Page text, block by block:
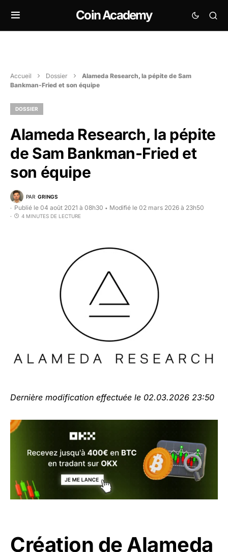
Coin Academy
Accueil Dossier
Alameda Research, la pépite de Sam
Bankman-Fried et son équipe
DOSSIER
Alameda Research, la pépite
de Sam Bankman-Fried et
son équipe
PAR GRINGS
Publié le 04 août 2021 à 08h30 • Modifié le 02 mars 2026 à 23h50
4 MINUTES DE LECTURE
Dernière modification effectuée le 02.03.2026 23:50
Création de Alameda